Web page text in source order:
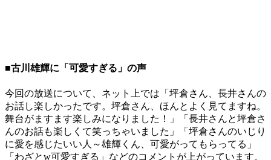
■古川雄輝に「可愛すぎる」の声
今回の放送について、ネット上では「坪倉さん、長井さんの
お話し楽しかったです。坪倉さん、ほんとよく見てますね。
舞台がますます楽しみになりました！」「長井さんと坪倉さ
んのお話も楽しくて笑っちゃいました」「坪倉さんのいじり
に愛を感じたいい人～雄輝くん、可愛がってもらってる」
「わざとw可愛すぎる」などのコメントが上がっています。